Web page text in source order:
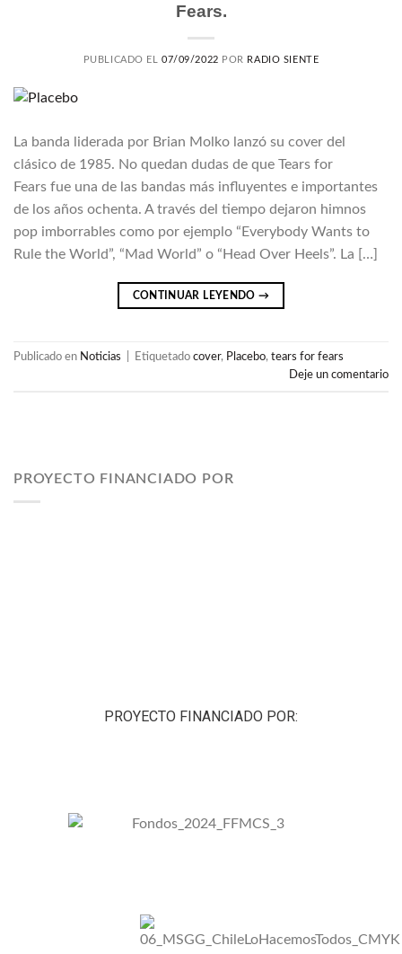
PROYECTO FINANCIADO POR
Fears.
PUBLICADO EL07/09/2022 POR RADIO SIENTE
La banda liderada por Brian Molko lanzó su cover del
clásico de 1985. No quedan dudas de que Tears for
Fears fue una de las bandas más influyentes e importantes
de los años ochenta. A través del tiempo dejaron himnos
pop imborrables como por ejemplo “Everybody Wants to
Rule the World”, “Mad World” o “Head Over Heels”. La […]
CONTINUAR LEYENDO→
Publicado en Noticias Etiquetado cover, Placebo, tears for fears
Deje un comentario
PROYECTO FINANCIADO POR: